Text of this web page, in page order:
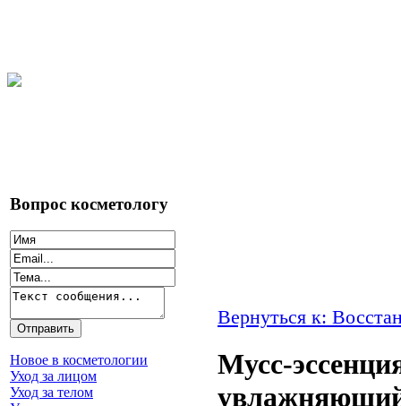
Вопрос косметологу
Новое в косметологии
Уход за лицом
Уход за телом
Вернуться к:
Мусс-